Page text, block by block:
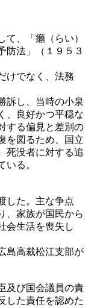
、「癩（らい）
防法」（１９５３
けでなく、法務
訴し、当時の小泉
、良好かつ平穏な
する偏見と差別の
を図るため、国立
死没者に対する追
る。
した。主な争点
、家族が国民から
会生活を喪失し
島高裁松江支部が
及び国会議員の責
した責任を認めた